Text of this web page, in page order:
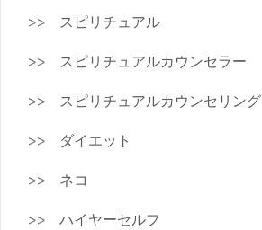
スピリチュアル
スピリチュアルカウンセラー
スピリチュアルカウンセリング
ダイエット
ネコ
ハイヤーセルフ